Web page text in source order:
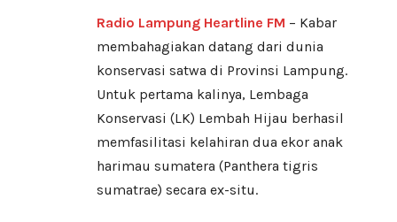
Radio Lampung Heartline FM – Kabar
membahagiakan datang dari dunia
konservasi satwa di Provinsi Lampung.
Untuk pertama kalinya, Lembaga
Konservasi (LK) Lembah Hijau berhasil
memfasilitasi kelahiran dua ekor anak
harimau sumatera (Panthera tigris
sumatrae) secara ex-situ.